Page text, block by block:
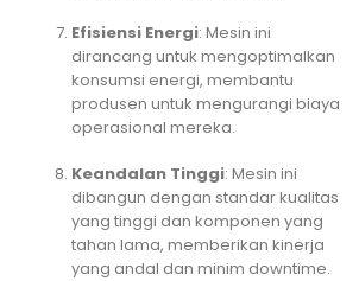
Efisiensi Energi: Mesin ini
dirancang untuk mengoptimalkan
konsumsi energi, membantu
produsen untuk mengurangi biaya
operasional mereka.
Keandalan Tinggi: Mesin ini
dibangun dengan standar kualitas
yang tinggi dan komponen yang
tahan lama, memberikan kinerja
yang andal dan minim downtime.